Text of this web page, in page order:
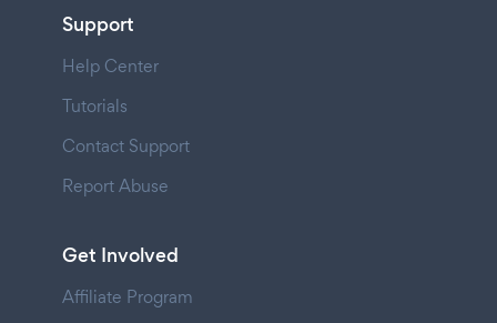
Support
Help Center
Tutorials
Contact Support
Report Abuse
Get Involved
Affiliate Program